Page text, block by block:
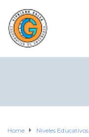
Home Niveles Educativos